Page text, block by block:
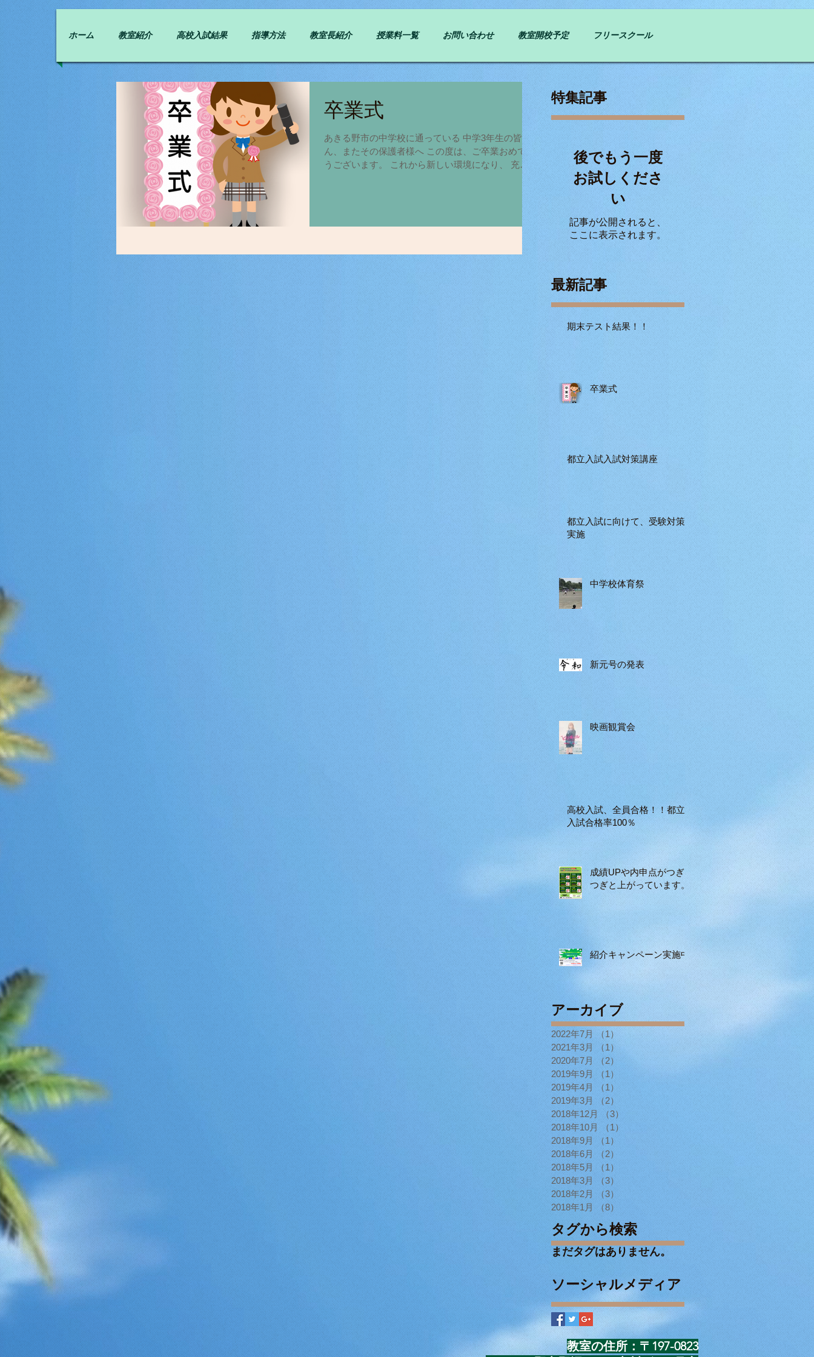
ホーム 教室紹介 高校入試結果 指導方法 教室長紹介 授業料一覧 お問い合わせ 教室開校予定 フリースクール
卒業式
あきる野市の中学校に通っている 中学3年生の皆さ
ん、またその保護者様へ この度は、ご卒業おめでと
うございます。 これから新しい環境になり、 充実
ん学習面でも精一杯がんばって欲しいので 何か困っ
特集記事
後でもう一度
お試しくださ
い
記事が公開されると、
ここに表示されます。
最新記事
期末テスト結果！！
卒業式
都立入試入試対策講座
都立入試に向けて、受験対策
実施
中学校体育祭
新元号の発表
映画観賞会
高校入試、全員合格！！都立
入試合格率100％
成績UPや内申点がつぎ
つぎと上がっています。
紹介キャンペーン実施中
アーカイブ
2022年7月 （1）
1件の記事
2021年3月
（1）
1件の記事
2020年7月
（2）
2件の記事
2019年9月
（1）
1件の記事
2019年4月
（1） 1件の記事
2019年3月
（2）
2018年12月 （3）
3件の記事
2018年10月
（1）
1件の記事
2018年9月
（1）
1件の記事
2018年6月
（2）
2件の記事
2018年5月
（1）
1件の記事
2018年3月
（3）
3件の記事
2018年2月
（3）
3件の記事
2018年1月
（8） 8件の記事
タグから検索
まだタグはありません。
ソーシャルメディア
教室の住所：〒197-0823